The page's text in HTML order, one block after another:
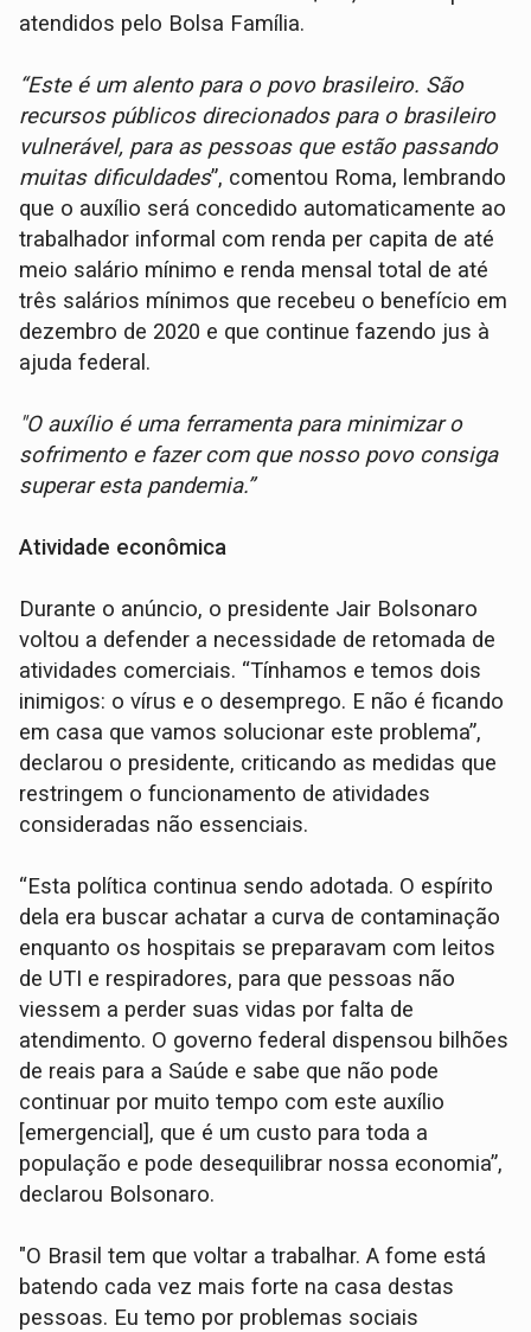
atendidos pelo Bolsa Família.
“Este é um alento para o povo brasileiro. São
recursos públicos direcionados para o brasileiro
vulnerável, para as pessoas que estão passando
muitas dificuldades”, comentou Roma, lembrando
que o auxílio será concedido automaticamente ao
trabalhador informal com renda per capita de até
meio salário mínimo e renda mensal total de até
três salários mínimos que recebeu o benefício em
dezembro de 2020 e que continue fazendo jus à
ajuda federal.
"O auxílio é uma ferramenta para minimizar o
sofrimento e fazer com que nosso povo consiga
superar esta pandemia.”
Atividade econômica
Durante o anúncio, o presidente Jair Bolsonaro
voltou a defender a necessidade de retomada de
atividades comerciais. “Tínhamos e temos dois
inimigos: o vírus e o desemprego. E não é ficando
em casa que vamos solucionar este problema”,
declarou o presidente, criticando as medidas que
restringem o funcionamento de atividades
consideradas não essenciais.
“Esta política continua sendo adotada. O espírito
dela era buscar achatar a curva de contaminação
enquanto os hospitais se preparavam com leitos
de UTI e respiradores, para que pessoas não
viessem a perder suas vidas por falta de
atendimento. O governo federal dispensou bilhões
de reais para a Saúde e sabe que não pode
continuar por muito tempo com este auxílio
[emergencial], que é um custo para toda a
população e pode desequilibrar nossa economia”,
declarou Bolsonaro.
"O Brasil tem que voltar a trabalhar. A fome está
batendo cada vez mais forte na casa destas
pessoas. Eu temo por problemas sociais